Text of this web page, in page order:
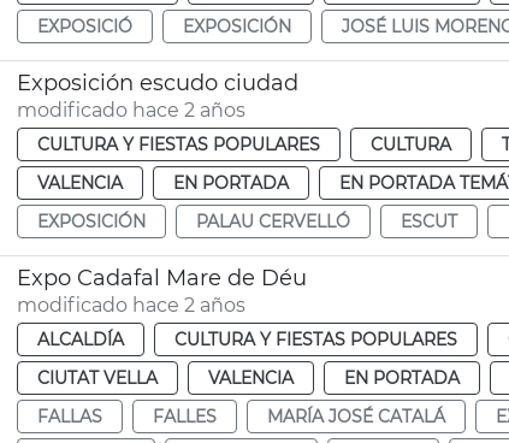
EXPOSICIÓ
EXPOSICIÓN JOSÉ LUIS
Exposición escudo ciudad
modificado hace 2 años
CULTURA Y FIESTAS POPULARES CULTURA
VALENCIA
EN PORTADA EN PORTADA
EXPOSICIÓN
PALAU CERVELLÓ ESCUT
Expo Cadafal Mare de Déu
modificado hace 2 años
ALCALDÍA CULTURA Y FIESTAS POPULARES
CIUTAT VELLA
VALENCIA EN PORTADA
FALLAS
FALLES MARÍA JOSÉ CATALÁ